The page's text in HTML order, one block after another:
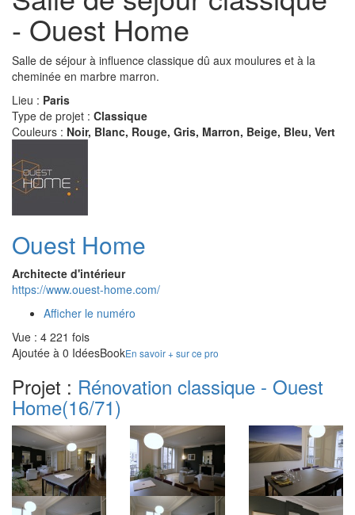
- Ouest Home
Salle de séjour à influence classique dû aux moulures et à la
cheminée en marbre marron.
Lieu : Paris
Type de projet : Classique
Couleurs : Noir, Blanc, Rouge, Gris, Marron, Beige, Bleu, Vert
Ouest Home
Architecte d'intérieur
https://www.ouest-home.com/
Afficher le numéro
Vue : 4 221 fois
Ajoutée à 0 IdéesBookEn savoir + sur ce pro
Projet : Rénovation classique - Ouest
Home(16/71)